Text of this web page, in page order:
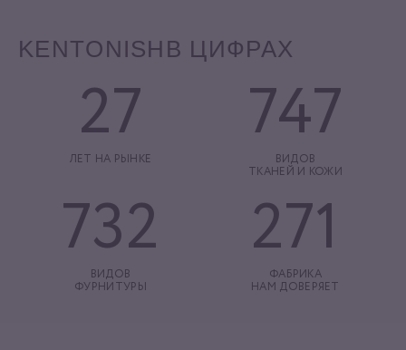
KENTONISH В ЦИФРАХ
27
ЛЕТ НА РЫНКЕ
747
ВИДОВ
ТКАНЕЙ И КОЖИ
732
ВИДОВ
ФУРНИТУРЫ
271
ФАБРИКА
НАМ ДОВЕРЯЕТ